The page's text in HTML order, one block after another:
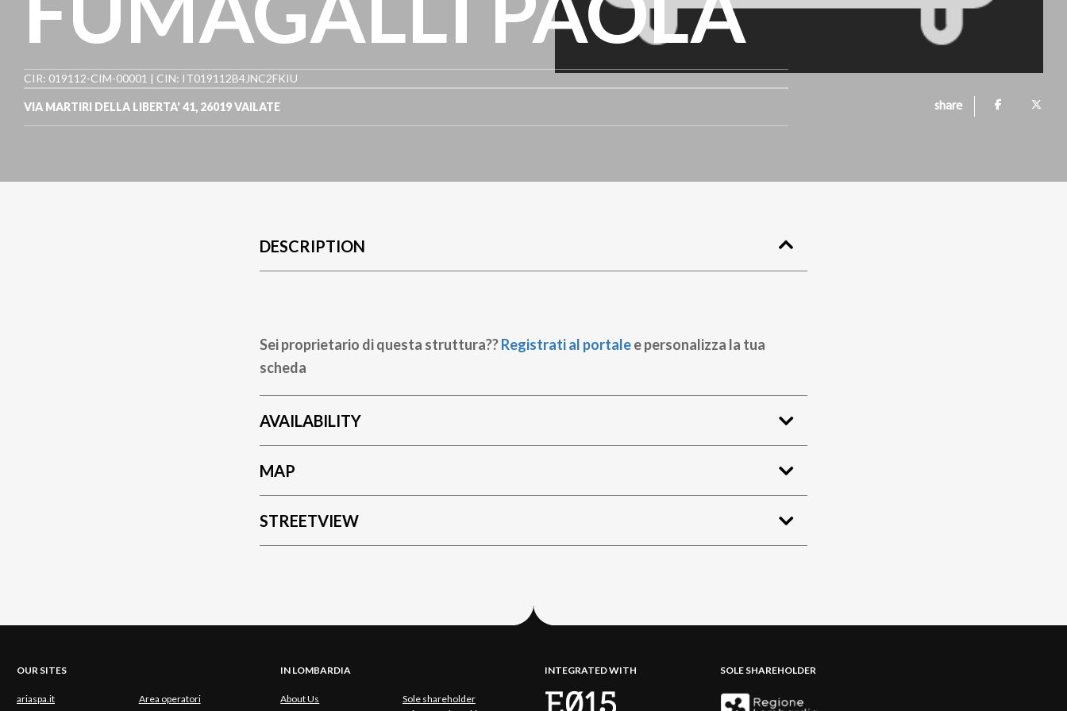
CIR: 019112-CIM-00001 | CIN: IT019112B4JNC2FKIU
VIA MARTIRI DELLA LIBERTA' 41, 26019VAILATE share
DESCRIPTION
Sei proprietario di questa struttura??Registrati al portalee personalizza la tua
scheda
AVAILABILITY
MAP
STREETVIEW
OUR SITES
ariaspa.it Area operatori
IN LOMBARDIA
About Us
Sole shareholder
INTEGRATED WITH SOLE SHAREHOLDER